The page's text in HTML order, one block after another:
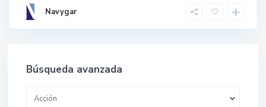
Navygar
Búsqueda avanzada
Acción